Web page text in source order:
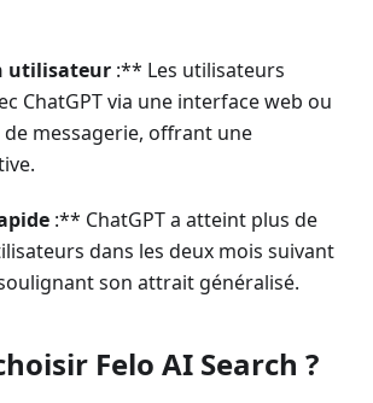
utilisateur :** Les utilisateurs
ChatGPT via une interface web ou
messagerie, offrant une
:** ChatGPT a atteint plus de
dans les deux mois suivant
son attrait généralisé.
Felo AI Search ?